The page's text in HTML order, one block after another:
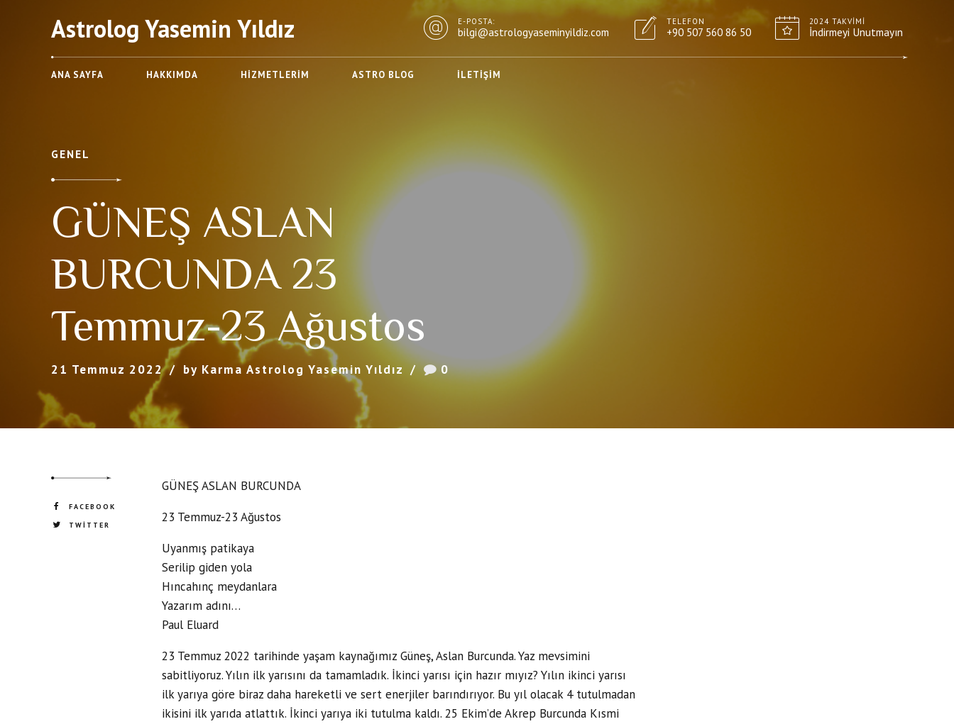
Astrolog Yasemin Yıldız 2024 TAKVIMI
İndirmeyi Unutmayın
TELEFON
+90 507 560 86 50
E-POSTA:
bilgi@astrologyaseminyildiz.com
ANA SAYFA HAKKIMDA HIZMETLERIM ASTRO BLOG İLETIŞIM
GENEL
GÜNEŞ ASLAN
BURCUNDA 23
Temmuz-23 Ağustos
21 Temmuz 2022 by Karma Astrolog Yasemin Yıldız 0
FACEBOOK
TWITTER
GÜNEŞ ASLAN BURCUNDA
23 Temmuz-23 Ağustos
Uyanmış patikaya
Serilip giden yola
Hıncahınç meydanlara
Yazarım adını…
Paul Eluard
23 Temmuz 2022 tarihinde yaşam kaynağımız Güneş, Aslan Burcunda. Yaz mevsimini
sabitliyoruz. Yılın ilk yarısını da tamamladık. İkinci yarısı için hazır mıyız? Yılın ikinci yarısı
ilk yarıya göre biraz daha hareketli ve sert enerjiler barındırıyor. Bu yıl olacak 4 tutulmadan
ikisini ilk yarıda atlattık. İkinci yarıya iki tutulma kaldı. 25 Ekim’de Akrep Burcunda Kısmi